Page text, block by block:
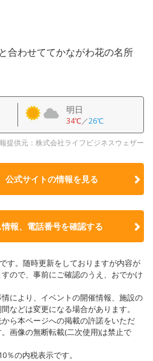
合わせててかながわ花の名所
明日
34℃／26℃
提供元：株式会社ライフビジネスウェザー
公式サイトの情報を見る
報、電話番号を確認する
す。随時更新をしておりますが内容が
ので、事前にご確認のうえ、おでかけ
により、イベントの開催情報、施設の
などは変更になる場合があります。
ら本ページへの掲載の許諾をいただ
画像の無断転載(二次使用)は禁止で
の内税表示です。